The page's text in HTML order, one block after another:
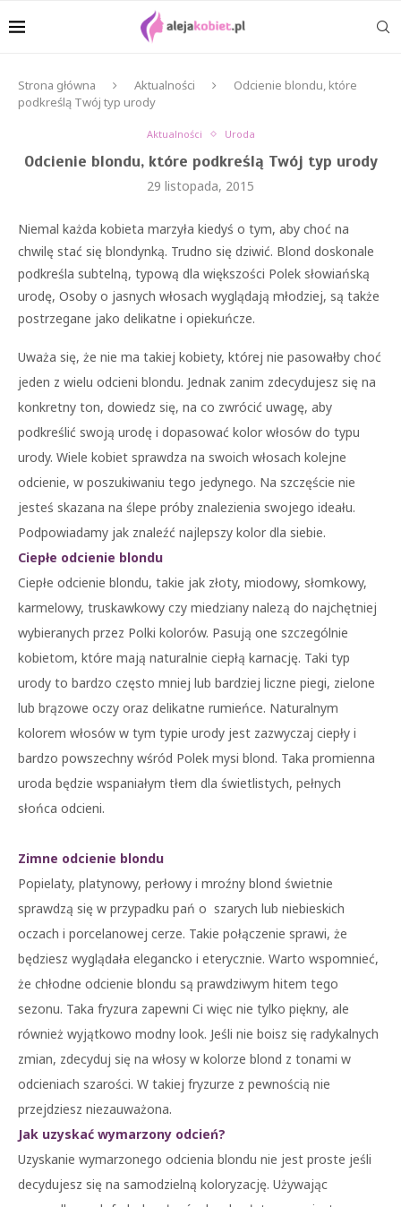
Strona główna Aktualności
Odcienie blondu, które
podkreślą Twój typ urody
Aktualności Uroda
Odcienie blondu, które podkreślą Twój typ urody
29 listopada, 2015
Niemal każda kobieta marzyła kiedyś o tym, aby choć na
chwilę stać się blondynką. Trudno się dziwić. Blond doskonale
podkreśla subtelną, typową dla większości Polek słowiańską
urodę, Osoby o jasnych włosach wyglądają młodziej, są także
postrzegane jako delikatne i opiekuńcze.
Uważa się, że nie ma takiej kobiety, której nie pasowałby choć
jeden z wielu odcieni blondu. Jednak zanim zdecydujesz się na
konkretny ton, dowiedz się, na co zwrócić uwagę, aby
podkreślić swoją urodę i dopasować kolor włosów do typu
urody. Wiele kobiet sprawdza na swoich włosach kolejne
odcienie, w poszukiwaniu tego jedynego. Na szczęście nie
jesteś skazana na ślepe próby znalezienia swojego ideału.
Podpowiadamy jak znaleźć najlepszy kolor dla siebie.
Ciepłe odcienie blondu
Ciepłe odcienie blondu, takie jak złoty, miodowy, słomkowy,
karmelowy, truskawkowy czy miedziany nalezą do najchętniej
wybieranych przez Polki kolorów. Pasują one szczególnie
kobietom, które mają naturalnie ciepłą karnację. Taki typ
urody to bardzo często mniej lub bardziej liczne piegi, zielone
lub brązowe oczy oraz delikatne rumieńce. Naturalnym
kolorem włosów w tym typie urody jest zazwyczaj ciepły i
bardzo powszechny wśród Polek mysi blond. Taka promienna
uroda będzie wspaniałym tłem dla świetlistych, pełnych
słońca odcieni.
Zimne odcienie blondu
Popielaty, platynowy, perłowy i mroźny blond świetnie
sprawdzą się w przypadku pań o szarych lub niebieskich
oczach i porcelanowej cerze. Takie połączenie sprawi, że
będziesz wyglądała elegancko i eterycznie. Warto wspomnieć,
że chłodne odcienie blondu są prawdziwym hitem tego
sezonu. Taka fryzura zapewni Ci więc nie tylko piękny, ale
również wyjątkowo modny look. Jeśli nie boisz się radykalnych
zmian, zdecyduj się na włosy w kolorze blond z tonami w
odcieniach szarości. W takiej fryzurze z pewnością nie
przejdziesz niezauważona.
Jak uzyskać wymarzony odcień?
Uzyskanie wymarzonego odcienia blondu nie jest proste jeśli
decydujesz się na samodzielną koloryzację. Używając